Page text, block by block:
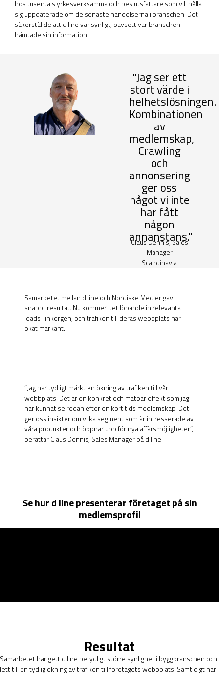
hos tusentals yrkesverksamma och beslutsfattare som vill hålla
sig uppdaterade om de senaste händelserna i branschen. Det
säkerställde att d line var synligt, oavsett var branschen
hämtade sin information.
"Jag ser ett
stort värde i
helhetslösningen.
Kombinationen
av
medlemskap,
Crawling
och
annonsering
ger oss
något vi inte
har fått
någon
annanstans."
Claus Dennis, Sales
Manager
Scandinavia
Samarbetet mellan d line och Nordiske Medier gav
snabbt resultat. Nu kommer det löpande in relevanta
leads i inkorgen, och trafiken till deras webbplats har
ökat markant.
”Jag har tydligt märkt en ökning av trafiken till vår
webbplats. Det är en konkret och mätbar effekt som jag
har kunnat se redan efter en kort tids medlemskap. Det
ger oss insikter om vilka segment som är intresserade av
våra produkter och öppnar upp för nya affärsmöjligheter”,
berättar Claus Dennis, Sales Manager på d line.
Se hur d line presenterar företaget på sin
medlemsprofil
Resultat
Samarbetet har gett d line betydligt större synlighet i byggbranschen och
lett till en tydlig ökning av trafiken till företagets webbplats. Samtidigt har